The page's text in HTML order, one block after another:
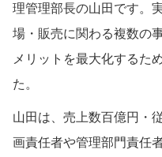
理管理部長の山田です。
場・販売に関わる複数の
メリットを最大化するた
た。
山田は、売上数百億円・
画責任者や管理部門責任